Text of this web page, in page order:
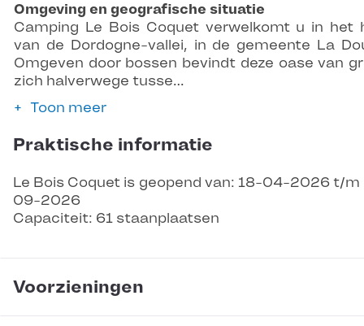
Omgeving en geografische situatie
Camping Le Bois Coquet verwelkomt u in het
van de Dordogne-vallei, in de gemeente La
Omgeven door bossen bevindt deze oase van
zich halverwege tusse…
Toon meer
Praktische informatie
Le Bois Coquet is geopend van: 18-04-2026 t/
09-2026
Capaciteit: 61 staanplaatsen
Voorzieningen